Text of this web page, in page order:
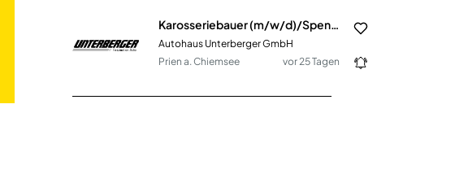
Karosseriebauer (m/w/d)/Spengler (m/w/d)
Autohaus Unterberger GmbH
Prien a. Chiemsee
vor 25 Tagen